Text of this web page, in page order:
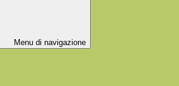
Menu di navigazione